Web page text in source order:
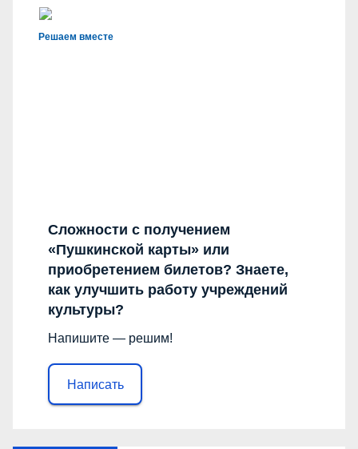
Решаем вместе
Сложности с получением
«Пушкинской карты» или
приобретением билетов? Знаете,
как улучшить работу учреждений
культуры?
Напишите — решим!
Написать